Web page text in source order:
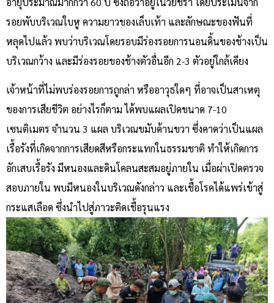
รอยพับบริเวณใบหู ความยาวของเล็บเท้า และลักษณะของฟันที่
หลุดไปแล้ว พบว่าบริเวณโดยรอบมีร่องรอยการนอนดิ้นของช้างเป็น
บริเวณกว้าง และมีร่องรอยของช้างตัวอื่นอีก 2-3 ตัวอยู่ใกล้เคียง
เจ้าหน้าที่ไม่พบร่องรอยการถูกล่า หรืออาวุธใดๆ ที่อาจเป็นสาเหตุ
ของการเสียชีวิต อย่างไรก็ตาม ได้พบแผลเปิดขนาด 7-10
เซนติเมตร จำนวน 3 แผล บริเวณขมับด้านขวา ซึ่งคาดว่าเป็นแผล
เรื้อรังที่เกิดจากการเสียดสีหรือกระแทกในธรรมชาติ ทำให้เกิดการ
อักเสบเรื้อรัง มีหนองและดินโคลนสะสมอยู่ภายใน เมื่อผ่าเปิดตรวจ
สอบภายใน พบมีหนองในบริเวณดังกล่าว และเชื้อโรคได้แพร่เข้าสู่
กระแสเลือด ซึ่งนำไปสู่ภาวะติดเชื้อรุนแรง